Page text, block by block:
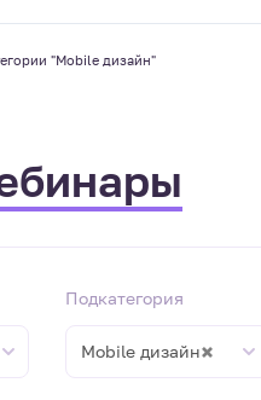
"Mobile дизайн"
Подкатегория
×
Mobile дизайн